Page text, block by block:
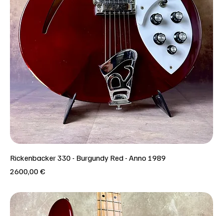
Rickenbacker 330 - Burgundy Red - Anno 1989
Prezzo
2600,00 €